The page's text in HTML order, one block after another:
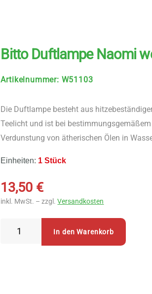
Bitto Duftlampe Naomi
Artikelnummer: W51103
Die Duftlampe besteht aus
Teelicht und ist bei
Verdunstung von ätherischen Ölen in
Einheiten: 1 Stück
13,50 €
inkl. MwSt. – zzgl.Versandkosten
In den Warenkorb